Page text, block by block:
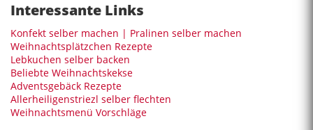
Interessante Links
Konfekt selber machen | Pralinen selber machen
Weihnachtsplätzchen Rezepte
Lebkuchen selber backen
Beliebte Weihnachtskekse
Adventsgebäck Rezepte
Allerheiligenstriezl selber flechten
Weihnachtsmenü Vorschläge